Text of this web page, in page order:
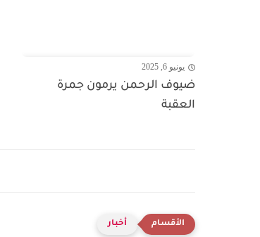
يونيو 6, 2025
ضيوف الرحمن يرمون جمرة
العقبة
أخبار